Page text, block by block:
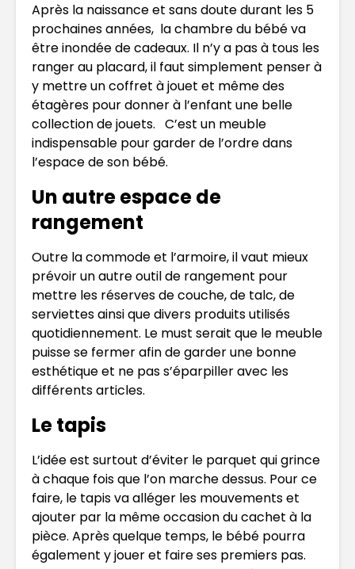
Après la naissance et sans doute durant les 5
prochaines années, la chambre du bébé va
être inondée de cadeaux. Il n’y a pas à tous les
ranger au placard, il faut simplement penser à
y mettre un coffret à jouet et même des
étagères pour donner à l’enfant une belle
collection de jouets. C’est un meuble
indispensable pour garder de l’ordre dans
l’espace de son bébé.
Un autre espace de
rangement
Outre la commode et l’armoire, il vaut mieux
prévoir un autre outil de rangement pour
mettre les réserves de couche, de talc, de
serviettes ainsi que divers produits utilisés
quotidiennement. Le must serait que le meuble
puisse se fermer afin de garder une bonne
esthétique et ne pas s’éparpiller avec les
différents articles.
Le tapis
L’idée est surtout d’éviter le parquet qui grince
à chaque fois que l’on marche dessus. Pour ce
faire, le tapis va alléger les mouvements et
ajouter par la même occasion du cachet à la
pièce. Après quelque temps, le bébé pourra
également y jouer et faire ses premiers pas.